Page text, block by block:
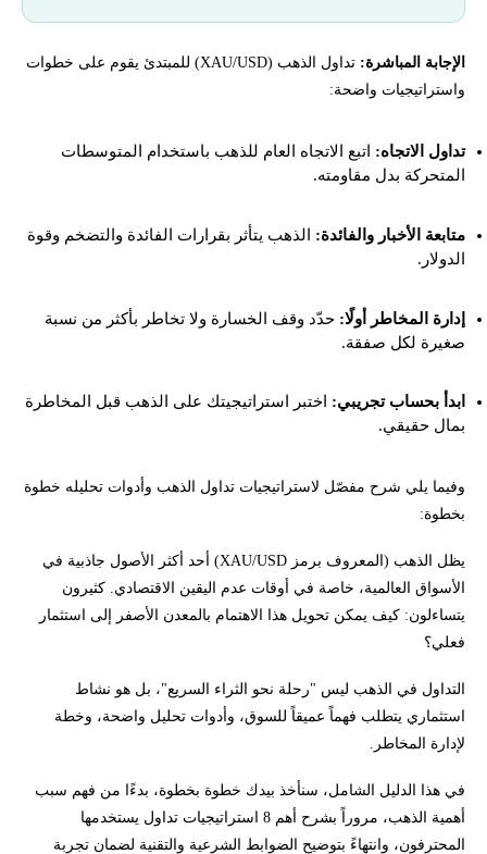
أخطاء المبتدئين في تداول الذهب
ما هو الحكم الشرعي لتداول الذهب (XAU/USD)؟
الإجابة المباشرة:
تداول الذهب (XAU/USD) للمبتدئ يقوم على خطوات
واستراتيجيات واضحة:
تداول الاتجاه: اتبع الاتجاه العام للذهب باستخدام المتوسطات
المتحركة بدل مقاومته.
متابعة الأخبار والفائدة: الذهب يتأثر بقرارات الفائدة والتضخم وقوة
الدولار.
إدارة المخاطر أولًا: حدّد وقف الخسارة ولا تخاطر بأكثر من نسبة
صغيرة لكل صفقة.
ابدأ بحساب تجريبي: اختبر استراتيجيتك على الذهب قبل المخاطرة
بمال حقيقي.
وفيما يلي شرح مفصّل لاستراتيجيات تداول الذهب وأدوات تحليله خطوة
بخطوة:
يظل الذهب (المعروف برمز XAU/USD) أحد أكثر الأصول جاذبية في
الأسواق العالمية، خاصة في أوقات عدم اليقين الاقتصادي. كثيرون
يتساءلون: كيف يمكن تحويل هذا الاهتمام بالمعدن الأصفر إلى استثمار
فعلي؟
التداول في الذهب ليس "رحلة نحو الثراء السريع"، بل هو نشاط
استثماري يتطلب فهماً عميقاً للسوق، وأدوات تحليل واضحة، وخطة
لإدارة المخاطر.
في هذا الدليل الشامل، سنأخذ بيدك خطوة بخطوة، بدءًا من فهم سبب
أهمية الذهب، مروراً بشرح أهم 8 استراتيجيات تداول يستخدمها
المحترفون، وانتهاءً بتوضيح الضوابط الشرعية والتقنية لضمان تجربة